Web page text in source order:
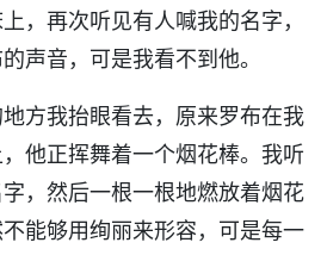
，再次听见有人喊我的名字，
声音，可是我看不到他。
方我抬眼看去，原来罗布在我
他正挥舞着一个烟花棒。我听
，然后一根一根地燃放着烟花
能够用绚丽来形容，可是每一